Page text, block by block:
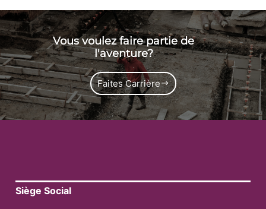
Vous voulez faire partie de
l'aventure?
Faites Carrière
Siège Social